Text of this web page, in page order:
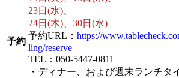
23日(水)、
24日(木)、30日(水)
予約
予約URL： https://
ling/reserve
TEL：050-5447-0811
・ディナー、および週末ランチタ